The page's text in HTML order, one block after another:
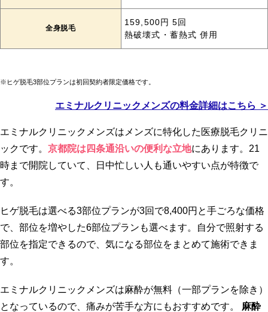
全身脱毛
159,500円 5回
熱破壊式・蓄熱式 併用
※ヒゲ脱毛3部位プランは初回契約者限定価格です。
エミナルクリニックメンズの料金詳細はこちら ＞
エミナルクリニックメンズはメンズに特化した医療脱毛クリニ
ックです。 京都院は四条通沿いの便利な立地にあります。21
時まで開院していて、日中忙しい人も通いやすい点が特徴で
す。
ヒゲ脱毛は選べる3部位プランが3回で8,400円 と手ごろな価格
で、部位を増やした6部位プランも選べます。自分で照射する
部位を指定できるので、気になる部位をまとめて施術できま
す。
エミナルクリニックメンズは麻酔が無料（一部プランを除き）
となっているので、痛みが苦手な方にもおすすめです。 麻酔